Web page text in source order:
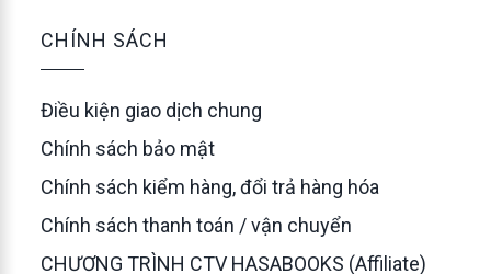
CHÍNH SÁCH
Điều kiện giao dịch chung
Chính sách bảo mật
Chính sách kiểm hàng, đổi trả hàng hóa
Chính sách thanh toán / vận chuyển
CHƯƠNG TRÌNH CTV HASABOOKS (Affiliate)